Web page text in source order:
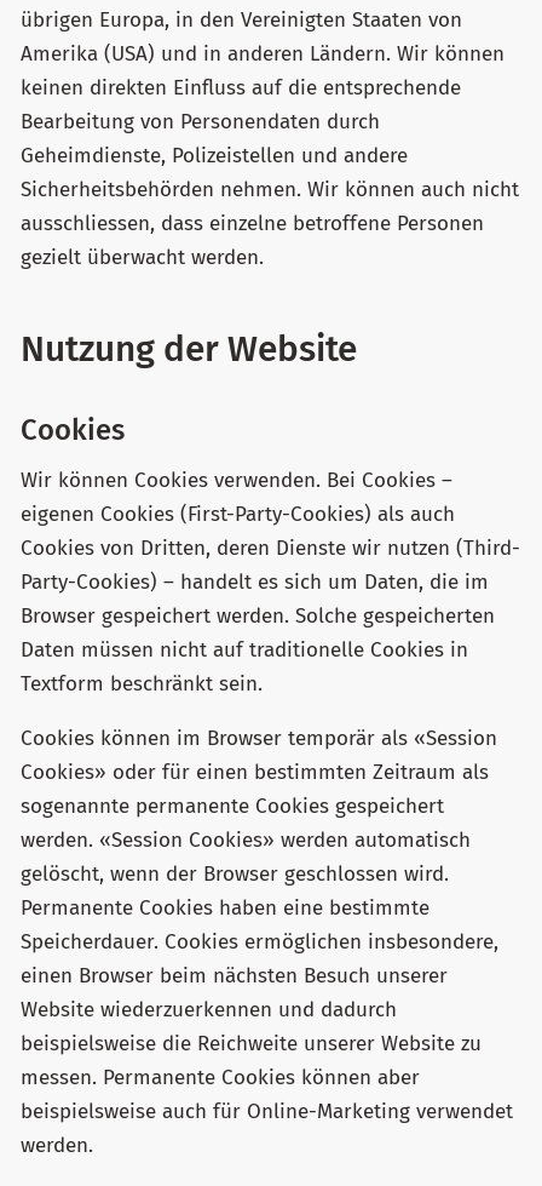
übrigen Europa, in den Vereinigten Staaten von
Amerika (USA) und in anderen Ländern. Wir können
keinen direkten Einfluss auf die entsprechende
Bearbeitung von Personendaten durch
Geheimdienste, Polizeistellen und andere
Sicherheitsbehörden nehmen. Wir können auch nicht
ausschliessen, dass einzelne betroffene Personen
gezielt überwacht werden.
Nutzung der Website
Cookies
Wir können Cookies verwenden. Bei Cookies –
eigenen Cookies (First-Party-Cookies) als auch
Cookies von Dritten, deren Dienste wir nutzen (Third-
Party-Cookies) – handelt es sich um Daten, die im
Browser gespeichert werden. Solche gespeicherten
Daten müssen nicht auf traditionelle Cookies in
Textform beschränkt sein.
Cookies können im Browser temporär als «Session
Cookies» oder für einen bestimmten Zeitraum als
sogenannte permanente Cookies gespeichert
werden. «Session Cookies» werden automatisch
gelöscht, wenn der Browser geschlossen wird.
Permanente Cookies haben eine bestimmte
Speicherdauer. Cookies ermöglichen insbesondere,
einen Browser beim nächsten Besuch unserer
Website wiederzuerkennen und dadurch
beispielsweise die Reichweite unserer Website zu
messen. Permanente Cookies können aber
beispielsweise auch für Online-Marketing verwendet
werden.